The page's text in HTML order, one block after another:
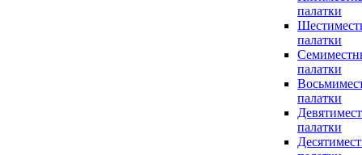
палатки
палатки
палатки
палатки
палатки